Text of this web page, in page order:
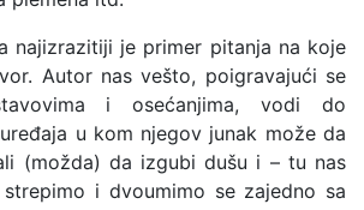
najizrazitiji je primer pitanja na koje
Autor nas vešto, poigravajući se
i osećanjima, vodi do
u kom njegov junak može da
(možda) da izgubi dušu i – tu nas
i dvoumimo se zajedno sa